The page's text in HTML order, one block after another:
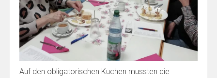
Auf den obligatorischen Kuchen mussten die